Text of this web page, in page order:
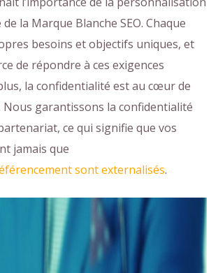
la Marque Blanche SEO. Chaque
besoins et objectifs uniques, et
de répondre à ces exigences
la confidentialité est au cœur de
garantissons la confidentialité
ce qui signifie que vos
jamais que
sont externalisés.